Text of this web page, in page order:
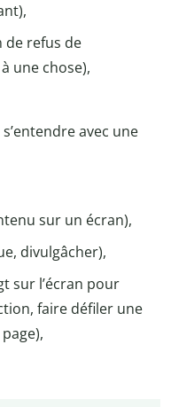
de refus de
une chose),
avec une
sur un écran),
divulgâcher),
sur l’écran pour
faire défiler une